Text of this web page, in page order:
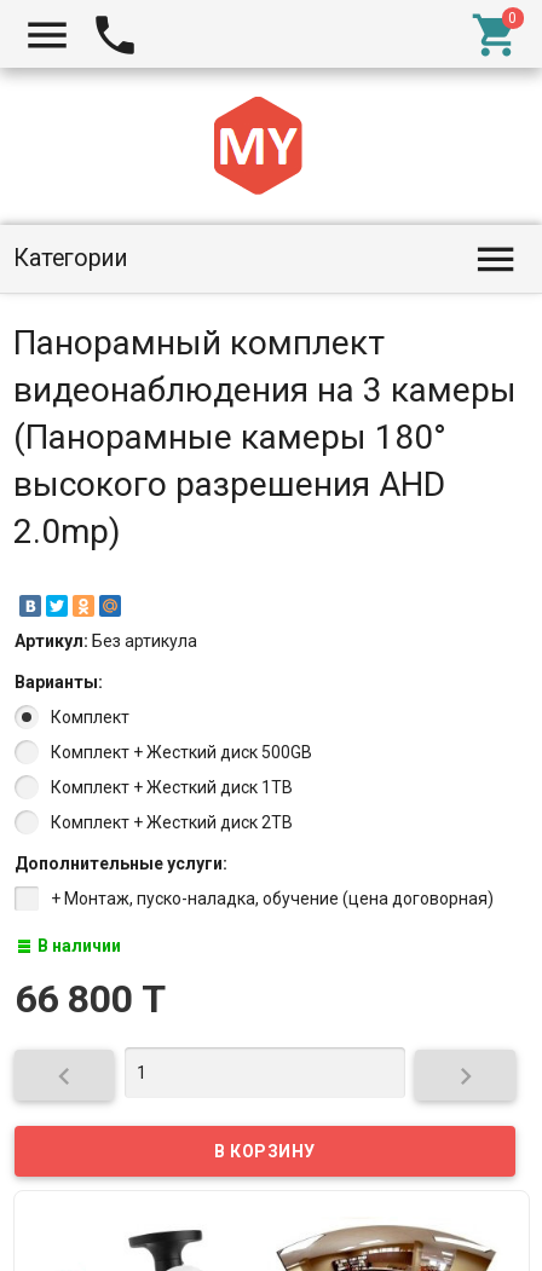
  
Категории 
Панорамный комплект
видеонаблюдения на 3 камеры
(Панорамные камеры 180°
высокого разрешения AHD
2.0mp)
Артикул: Без артикула
Варианты:
Комплект
Комплект + Жесткий диск 500GB
Комплект + Жесткий диск 1TB
Комплект + Жесткий диск 2TB
Дополнительные услуги:
+ Монтаж, пуско-наладка, обучение (цена договорная)
В наличии
66 800 T
 